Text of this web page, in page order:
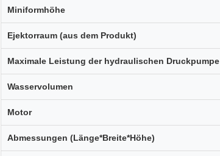
Miniformhöhe
Ejektorraum (aus dem Produkt)
Maximale Leistung der hydraulischen Druckpumpe
Wasservolumen
Motor
Abmessungen (Länge*Breite*Höhe)